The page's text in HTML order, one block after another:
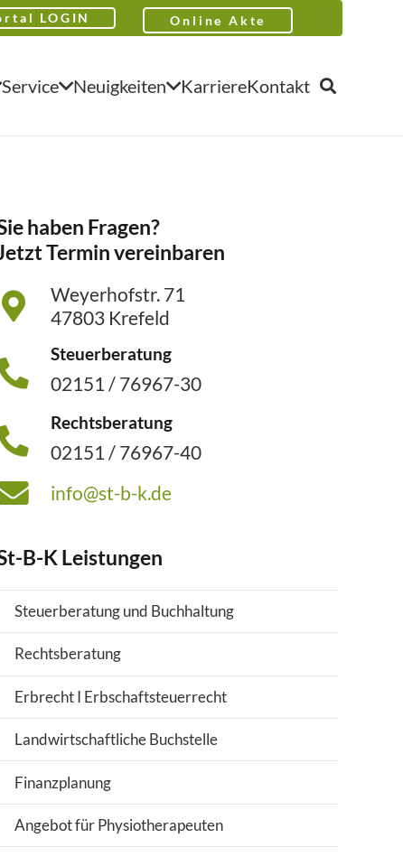
LOGIN Online Akte
Service Neuigkeiten KarriereKontakt
haben Fragen?
Termin vereinbaren
Weyerhofstr. 71
47803 Krefeld
Steuerberatung
02151 / 76967-30
Rechtsberatung
02151 / 76967-40
info@st-b-k.de
B-K Leistungen
Steuerberatung und Buchhaltung
Rechtsberatung
Erbrecht I Erbschaftsteuerrecht
Landwirtschaftliche Buchstelle
Finanzplanung
Angebot für Physiotherapeuten